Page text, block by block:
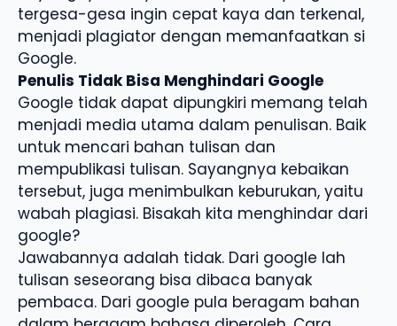
tergesa-gesa ingin cepat kaya dan terkenal,
menjadi plagiator dengan memanfaatkan si
Google.
Penulis Tidak Bisa Menghindari Google
Google tidak dapat dipungkiri memang telah
menjadi media utama dalam penulisan. Baik
untuk mencari bahan tulisan dan
mempublikasi tulisan. Sayangnya kebaikan
tersebut, juga menimbulkan keburukan, yaitu
wabah plagiasi. Bisakah kita menghindar dari
google?
Jawabannya adalah tidak. Dari google lah
tulisan seseorang bisa dibaca banyak
pembaca. Dari google pula beragam bahan